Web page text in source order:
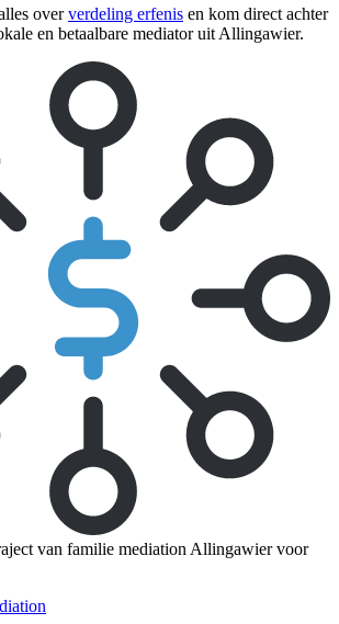
oververdeling erfenis en kom direct achter
en betaalbare mediator uit Allingawier.
van familie mediation Allingawier voor